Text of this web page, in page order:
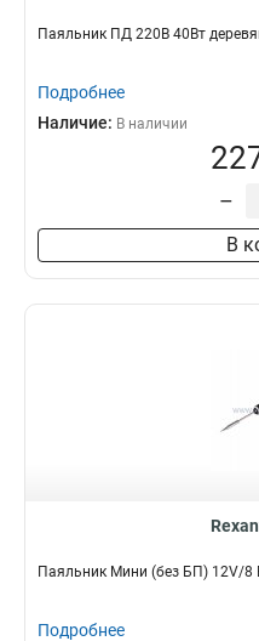
Паяльник ПД 220В 40Вт
Подробнее
Наличие: В наличии
–
В
Паяльник Мини (без БП) 12V/8
Подробнее